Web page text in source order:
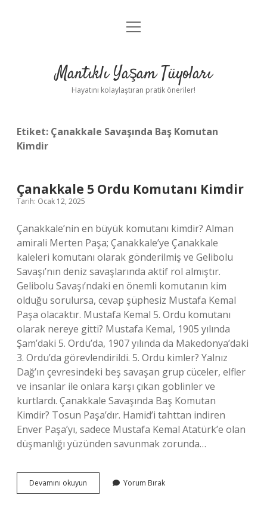
Anasayfa
Yasal Uyarı
menüyü
Mantıklı Yaşam Tüyoları
Hayatını kolaylaştıran pratik öneriler!
Etiket: Çanakkale Savaşında Baş Komutan
Kimdir
Çanakkale 5 Ordu Komutanı Kimdir
Tarih: Ocak 12, 2025
Çanakkale’nin en büyük komutanı kimdir? Alman
amirali Merten Paşa; Çanakkale’ye Çanakkale
kaleleri komutanı olarak gönderilmiş ve Gelibolu
Savaşı’nın deniz savaşlarında aktif rol almıştır.
Gelibolu Savaşı’ndaki en önemli komutanın kim
olduğu sorulursa, cevap şüphesiz Mustafa Kemal
Paşa olacaktır. Mustafa Kemal 5. Ordu komutanı
olarak nereye gitti? Mustafa Kemal, 1905 yılında
Şam’daki 5. Ordu’da, 1907 yılında da Makedonya’daki
3. Ordu’da görevlendirildi. 5. Ordu kimler? Yalnız
Dağ’ın çevresindeki beş savaşan grup cüceler, elfler
ve insanlar ile onlara karşı çıkan goblinler ve
kurtlardı. Çanakkale Savaşında Baş Komutan
Kimdir? Tosun Paşa’dır. Hamid’i tahttan indiren
Enver Paşa’yı, sadece Mustafa Kemal Atatürk’e olan
düşmanlığı yüzünden savunmak zorunda…
Devamını okuyun Çanakkale
5
Yorum Bırak